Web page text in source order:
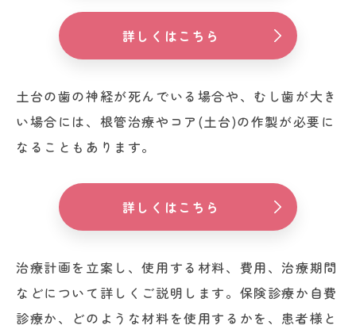
詳しくはこちら
土台の歯の神経が死んでいる場合や、むし歯が大き
い場合には、根管治療やコア(土台)の作製が必要に
なることもあります。
詳しくはこちら
治療計画を立案し、使用する材料、費用、治療期間
などについて詳しくご説明します。保険診療か自費
診療か、どのような材料を使用するかを、患者様と